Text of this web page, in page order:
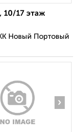
10/17 этаж
Новый Портовый
›